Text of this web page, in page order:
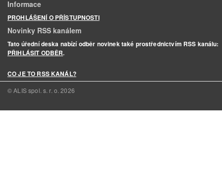
Informace
PROHLÁŠENÍ O PŘÍSTUPNOSTI
Novinky RSS kanálem
Tato úřední deska nabízí odběr novinek také prostřednictvím RSS kanálu:
PŘIHLÁSIT ODBĚR.
CO JE TO RSS KANÁL?
© ALIS spol. s. r. o.2026